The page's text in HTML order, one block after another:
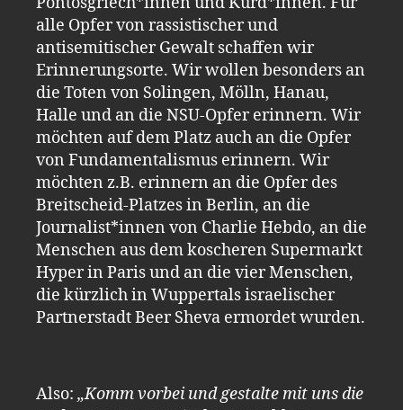
alle Opfer von rassistischer und
antisemitischer Gewalt schaffen wir
Erinnerungsorte. Wir wollen besonders an
die Toten von Solingen, Mölln, Hanau,
Halle und an die NSU-Opfer erinnern. Wir
möchten auf dem Platz auch an die Opfer
von Fundamentalismus erinnern. Wir
möchten z.B. erinnern an die Opfer des
Breitscheid-Platzes in Berlin, an die
Journalist*innen von Charlie Hebdo, an die
Menschen aus dem koscheren Supermarkt
Hyper in Paris und an die vier Menschen,
die kürzlich in Wuppertals israelischer
Partnerstadt Beer Sheva ermordet wurden.
Also: „Komm vorbei und gestalte mit uns die